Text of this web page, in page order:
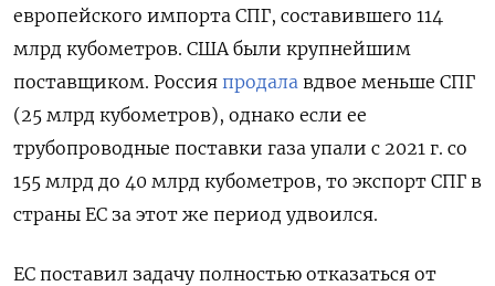
европейского импорта СПГ, составившего 114
млрд кубометров. США были крупнейшим
поставщиком. Россия продала вдвое меньше СПГ
(25 млрд кубометров), однако если ее
трубопроводные поставки газа упали с 2021 г. со
155 млрд до 40 млрд кубометров, то экспорт СПГ в
страны ЕС за этот же период удвоился.
ЕС поставил задачу полностью отказаться от